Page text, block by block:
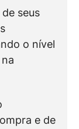
seus
o nível
e de